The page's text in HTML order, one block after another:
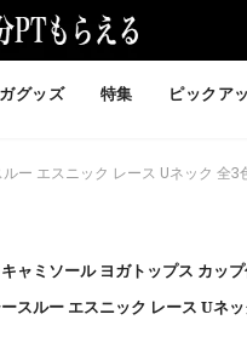
グッズ 特集 ピックア
ー エスニック レース Uネック 全3
ャミソール ヨガトップス カッ
スルー エスニック レース Uネ